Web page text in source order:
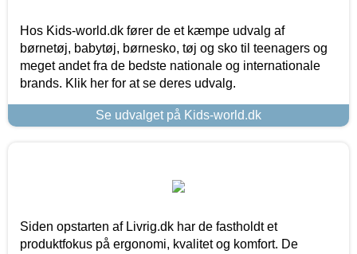
Hos Kids-world.dk fører de et kæmpe udvalg af
børnetøj, babytøj, børnesko, tøj og sko til teenagers og
meget andet fra de bedste nationale og internationale
brands. Klik her for at se deres udvalg.
Se udvalget på Kids-world.dk
Siden opstarten af Livrig.dk har de fastholdt et
produktfokus på ergonomi, kvalitet og komfort. De